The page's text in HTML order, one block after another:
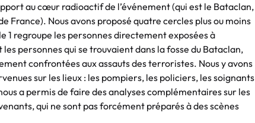
au cœur radioactif de l’événement (qui est le Bataclan,
France). Nous avons proposé quatre cercles plus ou moins
1 regroupe les personnes directement exposées à
personnes qui se trouvaient dans la fosse du Bataclan,
confrontées aux assauts des terroristes. Nous y avons
sur les lieux : les pompiers, les policiers, les soignants
a permis de faire des analyses complémentaires sur les
qui ne sont pas forcément préparés à des scènes